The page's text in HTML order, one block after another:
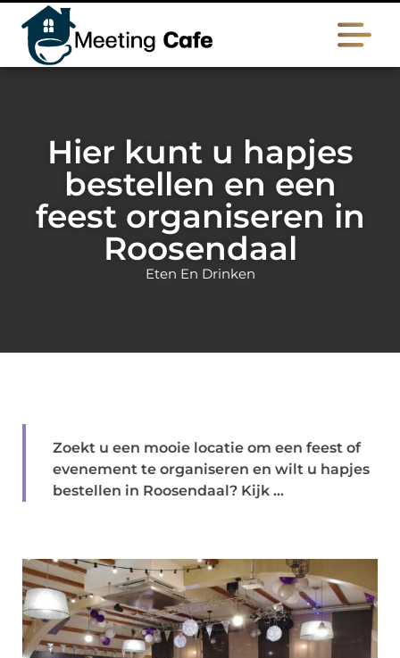
Hier kunt u hapjes
bestellen en een
feest organiseren in
Roosendaal
Eten En Drinken
Zoekt u een mooie locatie om een feest of
evenement te organiseren en wilt u hapjes
bestellen in Roosendaal? Kijk ...